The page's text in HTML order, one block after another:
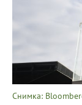
Снимка: